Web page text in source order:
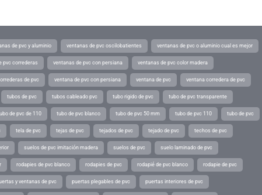
de pvc y aluminio ventanas de pvc oscilobatientes ventanas de pvc o aluminio cual es mejor
pvc correderas ventanas de pvc con persiana ventanas de pvc color madera
de pvc ventana de pvc con persiana ventana de pvc ventana corredera de pvc
tubos de pvc tubos cableado pvc tubo rigido de pvc tubo de pvc transparente
de pvc de 110 tubo de pvc blanco tubo de pvc 50 mm tubo de pvc 110 tubo de pvc
tela de pvc tejas de pvc tejados de pvc tejado de pvc techos de pvc
suelos de pvc imitación madera suelos de pvc suelo laminado de pvc
rodapies de pvc blanco rodapies de pvc rodapié de pvc blanco rodapie de pvc
y ventanas de pvc puertas plegables de pvc puertas interiores de pvc